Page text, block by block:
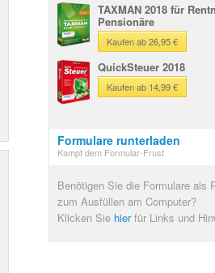
TAXMAN 2018 für
Pensionäre
Kaufen ab 26,95 €
QuickSteuer 2018
Kaufen ab 14,99 €
Formulare runterladen
Kampf dem Formular-Frust
Benötigen Sie die Formulare als
zum Ausfüllen am Computer?
Klicken Sie hierfür Links und